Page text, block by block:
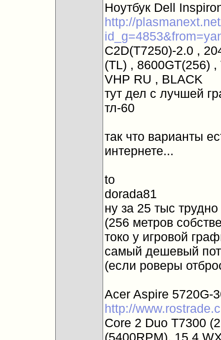
Ноутбук Dell
http://
C2D(T7250)-2.0 ,
(TL) , 8600GT(256)
VHP RU , BLACK
тут дел с лучшей
тл-60
так что варианты
интернете...
to
dorada81
ну за 25 тыс
(256 метров
токо у игровой
самый дешевый
(если роверы
Acer Aspire 5720G-
http://
Core 2 Duo T7300
(5400RPM), 15.4